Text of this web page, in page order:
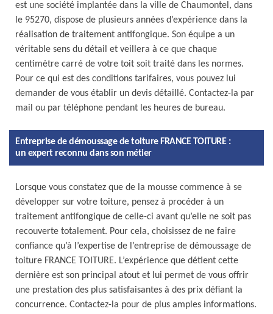
est une société implantée dans la ville de Chaumontel, dans
le 95270, dispose de plusieurs années d’expérience dans la
réalisation de traitement antifongique. Son équipe a un
véritable sens du détail et veillera à ce que chaque
centimètre carré de votre toit soit traité dans les normes.
Pour ce qui est des conditions tarifaires, vous pouvez lui
demander de vous établir un devis détaillé. Contactez-la par
mail ou par téléphone pendant les heures de bureau.
Entreprise de démoussage de toiture FRANCE TOITURE :
un expert reconnu dans son métier
Lorsque vous constatez que de la mousse commence à se
développer sur votre toiture, pensez à procéder à un
traitement antifongique de celle-ci avant qu’elle ne soit pas
recouverte totalement. Pour cela, choisissez de ne faire
confiance qu’à l’expertise de l’entreprise de démoussage de
toiture FRANCE TOITURE. L’expérience que détient cette
dernière est son principal atout et lui permet de vous offrir
une prestation des plus satisfaisantes à des prix défiant la
concurrence. Contactez-la pour de plus amples informations.